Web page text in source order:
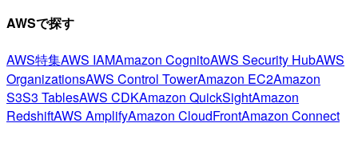
AWSで探す
AWS特集AWS IAMAmazon CognitoAWS Security HubAWS
OrganizationsAWS Control TowerAmazon EC2Amazon
S3S3 TablesAWS CDKAmazon QuickSightAmazon
RedshiftAWS AmplifyAmazon CloudFrontAmazon Connect